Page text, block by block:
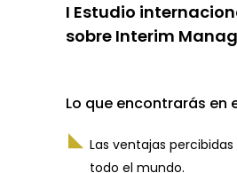
I Estudio
sobre Interim
Lo que encontrarás en
Las ventajas
todo el mundo.